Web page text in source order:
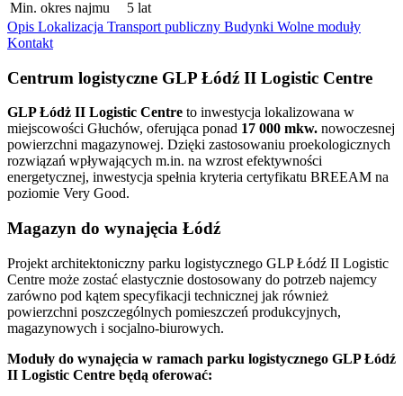
Min. okres najmu
5 lat
Opis Lokalizacja Transport publiczny Budynki Wolne moduły
Kontakt
Centrum logistyczne GLP Łódź II Logistic Centre
GLP Łódż II Logistic Centre to inwestycja lokalizowana w
miejscowości Głuchów, oferująca ponad 17 000 mkw. nowoczesnej
powierzchni magazynowej. Dzięki zastosowaniu proekologicznych
rozwiązań wpływających m.in. na wzrost efektywności
energetycznej, inwestycja spełnia kryteria certyfikatu BREEAM na
poziomie Very Good.
Magazyn do wynajęcia Łódź
Projekt architektoniczny parku logistycznego GLP Łódź II Logistic
Centre może zostać elastycznie dostosowany do potrzeb najemcy
zarówno pod kątem specyfikacji technicznej jak również
powierzchni poszczególnych pomieszczeń produkcyjnych,
magazynowych i socjalno-biurowych.
Moduły do wynajęcia w ramach parku logistycznego GLP Łódź
II Logistic Centre będą oferować: